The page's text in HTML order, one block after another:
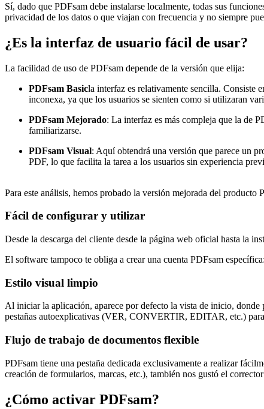
Sí, dado que PDFsam debe instalarse localmente, todas sus
privacidad de los datos o que viajan con frecuencia y no siempre
¿Es la interfaz de usuario fácil de usar?
La facilidad de uso de PDFsam depende de la versión que elija:
PDFsam Basicla interfaz es relativamente sencilla. Consiste
inconexa, ya que los usuarios se sienten como si utilizaran
PDFsam Mejorado: La interfaz es más compleja que la de
familiarizarse.
PDFsam Visual: Aquí obtendrá una versión que parece un
PDF, lo que facilita la tarea a los usuarios sin experiencia
Para este análisis, hemos probado la versión mejorada del producto
Fácil de configurar y utilizar
Desde la descarga del cliente desde la página web oficial hasta la
El software tampoco te obliga a crear una cuenta PDFsam
Estilo visual limpio
Al iniciar la aplicación, aparece por defecto la vista de inicio, donde
pestañas autoexplicativas (VER, CONVERTIR, EDITAR, etc.)
Flujo de trabajo de documentos flexible
PDFsam tiene una pestaña dedicada exclusivamente a realizar
creación de formularios, marcas, etc.), también nos gustó el
¿Cómo activar PDFsam?